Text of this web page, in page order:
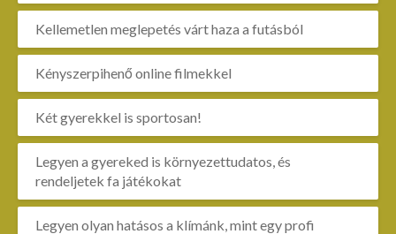
Kellemetlen meglepetés várt haza a futásból
Kényszerpihenő online filmekkel
Két gyerekkel is sportosan!
Legyen a gyereked is környezettudatos, és
rendeljetek fa játékokat
Legyen olyan hatásos a klímánk, mint egy profi